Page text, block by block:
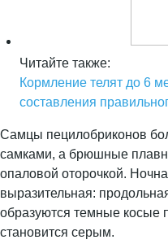
Читайте также:
Кормление телят до 6
составления
Самцы пецилобриконов
самками, а брюшные
опаловой оторочкой.
выразительная:
образуются темные косые
становится серым.